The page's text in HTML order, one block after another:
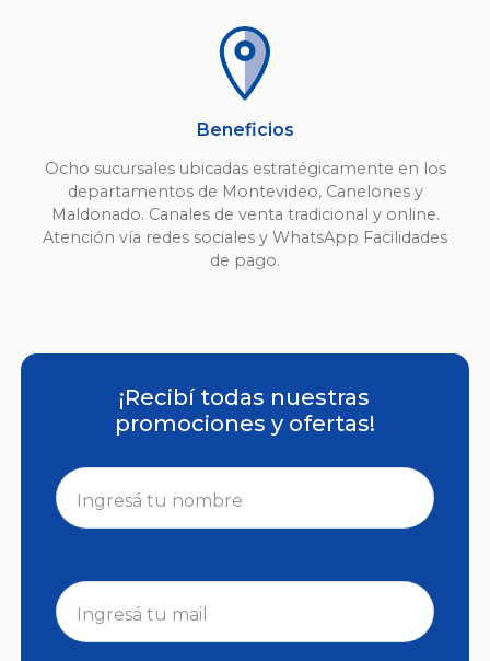
Beneficios
Ocho sucursales ubicadas estratégicamente en los
departamentos de Montevideo, Canelones y
Maldonado. Canales de venta tradicional y online.
Atención vía redes sociales y WhatsApp Facilidades
de pago.
¡Recibí todas nuestras
promociones y ofertas!